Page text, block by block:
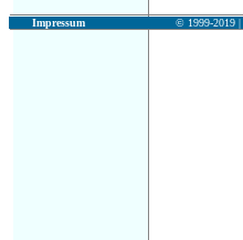
Impressum © 1999-2019 |